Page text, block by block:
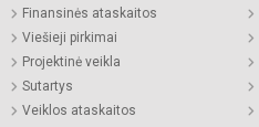
Finansinės ataskaitos
Viešieji pirkimai
Projektinė veikla
Sutartys
Veiklos ataskaitos